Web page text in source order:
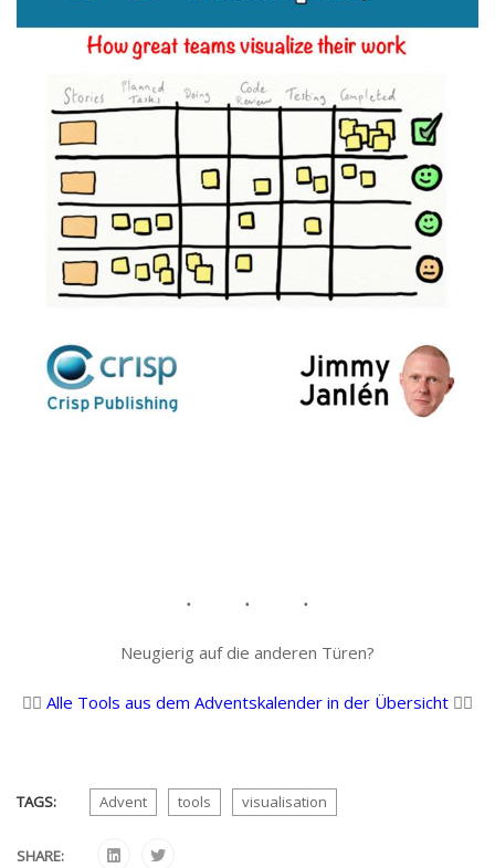
Neugierig auf die anderen Türen?
👉🏻 Alle Tools aus dem Adventskalender in der Übersicht 👈🏻
TAGS: Advent tools visualisation
SHARE: